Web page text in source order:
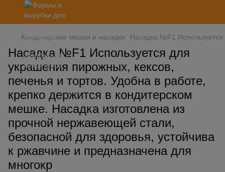
Кондитерские мешки и насадки Насадка №F1 Используется
Насадка №F1 Используется для
украшения пирожных, кексов,
печенья и тортов. Удобна в работе,
крепко держится в кондитерском
мешке. Насадка изготовлена ​​из
прочной нержавеющей стали,
безопасной для здоровья, устойчива
к ржавчине и предназначена для
многокр